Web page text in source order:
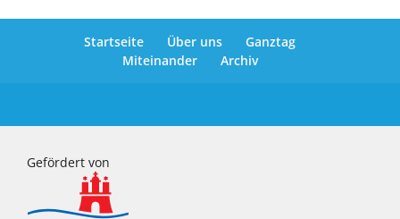
Startseite Über uns
Ganztag
Miteinander
Archiv
Gefördert von